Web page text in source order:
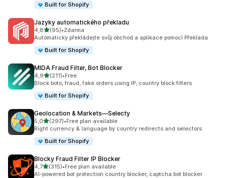
Built for Shopify
Jazyky automatického překladu
4,8z 5 hvězd
(95)
Celkový počet recenzí: 95
•Zdarma
Automaticky překládejte svůj obchod a aplikace pomocí Překlada
Built for Shopify
MIDA Fraud Filter, Bot Blocker
4,9z 5 hvězd
(211)
Celkový počet recenzí: 211
•Free
Block bots, fraud, fake orders using IP, country block filters
Built for Shopify
Geolocation & Markets—Selecty
5,0z 5 hvězd
(297)
Celkový počet recenzí: 297
•Free plan available
Right currency & language by country redirects and selectors
Built for Shopify
Blocky Fraud Filter IP Blocker
4,7z 5 hvězd
(315)
Celkový počet recenzí: 315
•Free plan available
AI-powered bot protection country blocker, captcha bot blocker